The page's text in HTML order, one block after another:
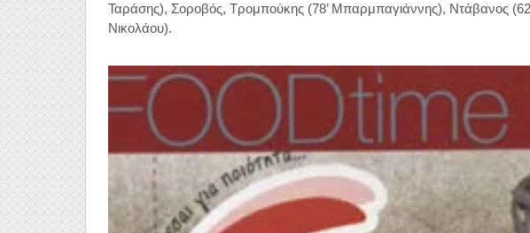
Ταράσης), Σοροβός, Τρομπούκης (78’ Μπαρμπαγιάννης), Ντάβανος
Νικολάου).